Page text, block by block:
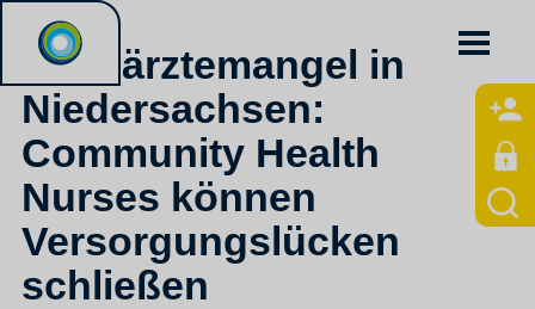
Hausärztemangel in
Niedersachsen:
Community Health
Nurses können
Versorgungslücken
schließen